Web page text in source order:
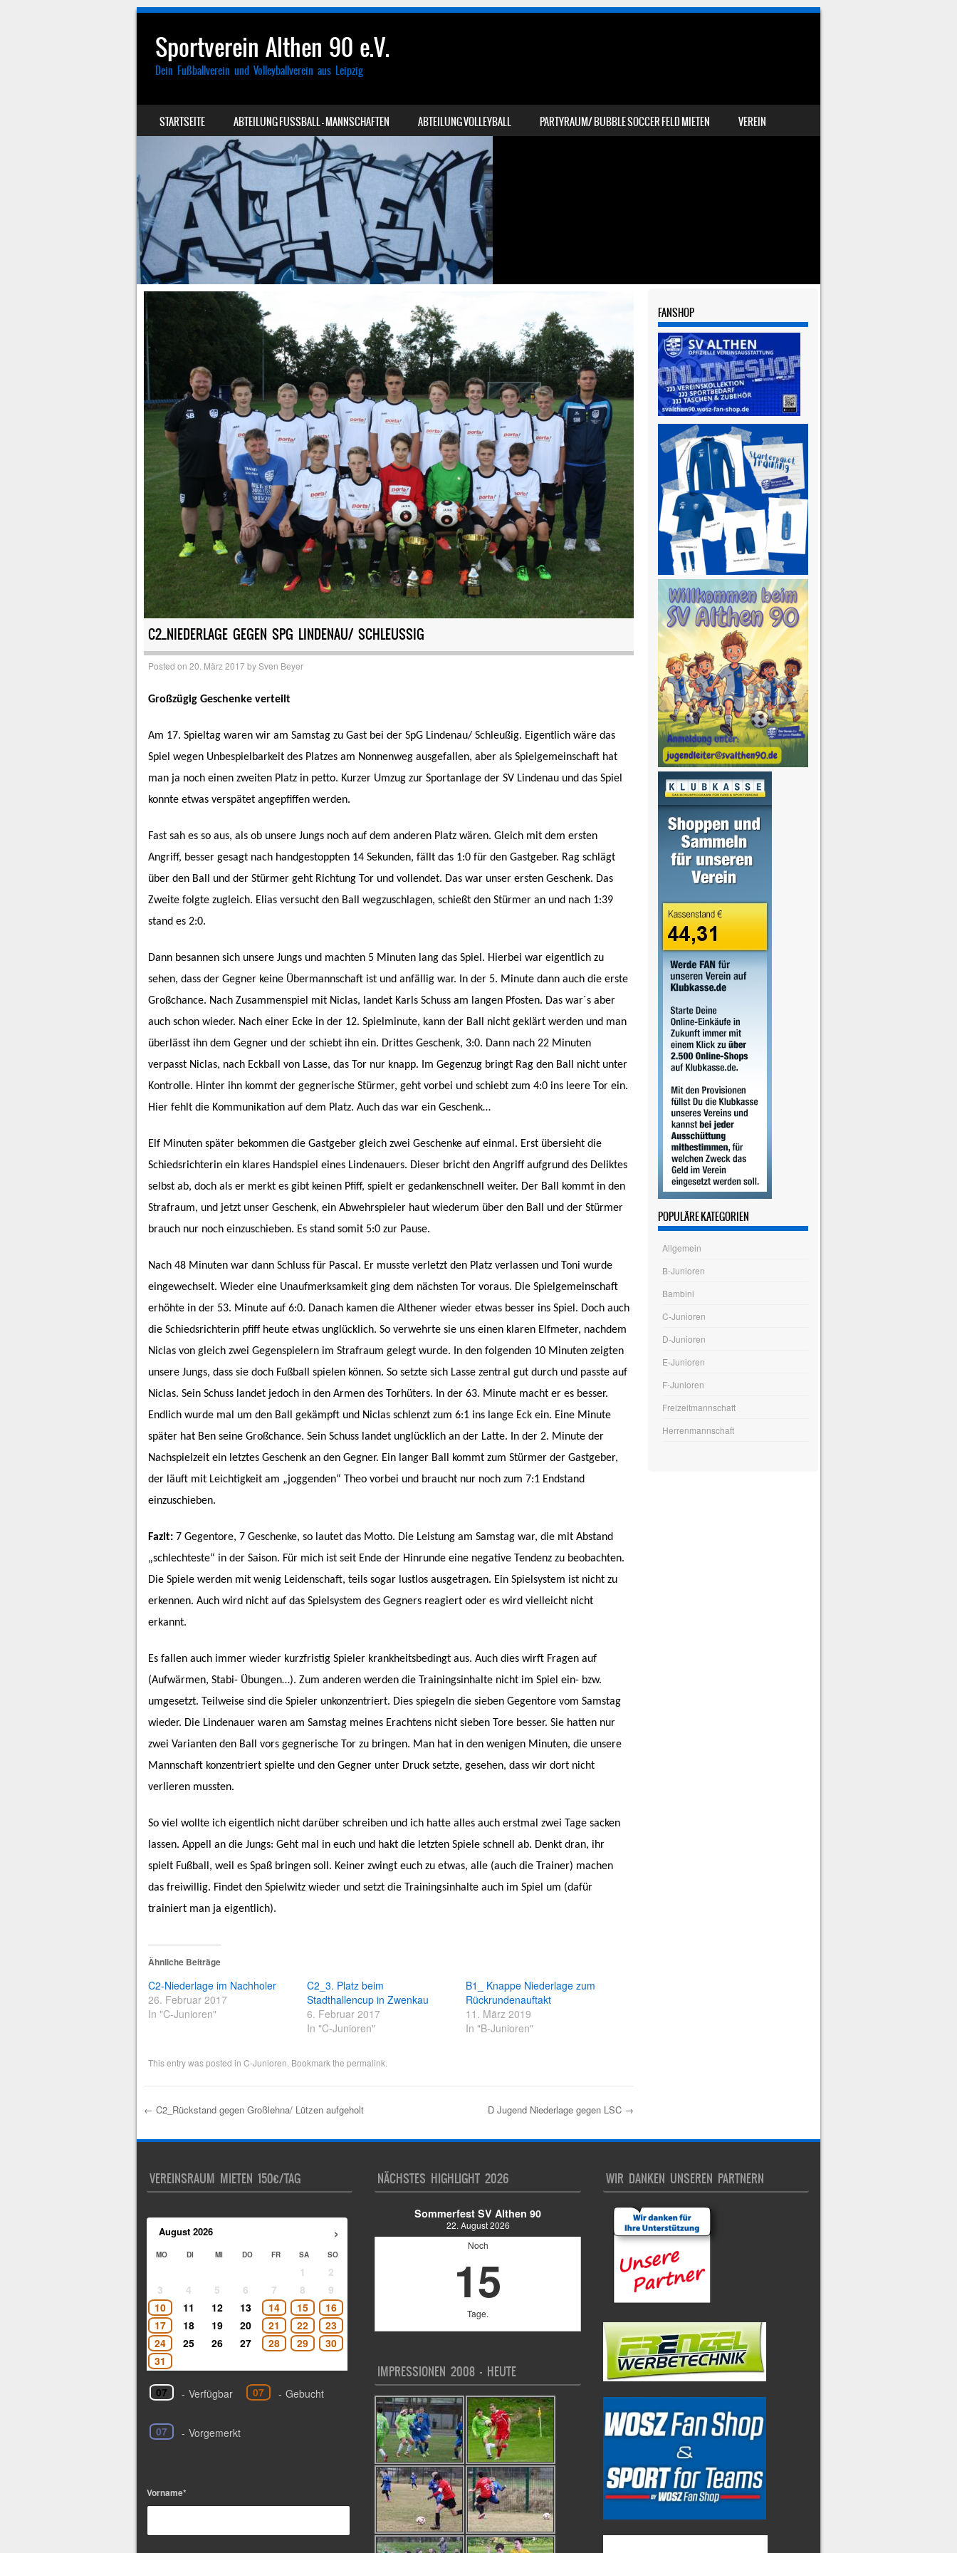
Sportverein Althen 90 e.V.
Dein Fußballverein und Volleyballverein aus Leipzig
MENU
SKIP TO CONTENT
STARTSEITE ABTEILUNG FUSSBALL – MANNSCHAFTEN ABTEILUNG VOLLEYBALL PARTYRAUM/ BUBBLE SOCCER FELD MIETEN VEREIN
C2_NIEDERLAGE GEGEN SPG LINDENAU/ SCHLEUSSIG
Posted on 20. März 2017bySven Beyer
Großzügig Geschenke verteilt
Am 17. Spieltag waren wir am Samstag zu Gast bei der SpG Lindenau/ Schleußig. Eigentlich wäre das
Spiel wegen Unbespielbarkeit des Platzes am Nonnenweg ausgefallen, aber als Spielgemeinschaft hat
man ja noch einen zweiten Platz in petto. Kurzer Umzug zur Sportanlage der SV Lindenau und das Spiel
konnte etwas verspätet angepfiffen werden.
Fast sah es so aus, als ob unsere Jungs noch auf dem anderen Platz wären. Gleich mit dem ersten
Angriff, besser gesagt nach handgestoppten 14 Sekunden, fällt das 1:0 für den Gastgeber. Rag schlägt
über den Ball und der Stürmer geht Richtung Tor und vollendet. Das war unser ersten Geschenk. Das
Zweite folgte zugleich. Elias versucht den Ball wegzuschlagen, schießt den Stürmer an und nach 1:39
stand es 2:0.
Dann besannen sich unsere Jungs und machten 5 Minuten lang das Spiel. Hierbei war eigentlich zu
sehen, dass der Gegner keine Übermannschaft ist und anfällig war. In der 5. Minute dann auch die erste
Großchance. Nach Zusammenspiel mit Niclas, landet Karls Schuss am langen Pfosten. Das war´s aber
auch schon wieder. Nach einer Ecke in der 12. Spielminute, kann der Ball nicht geklärt werden und man
überlässt ihn dem Gegner und der schiebt ihn ein. Drittes Geschenk, 3:0. Dann nach 22 Minuten
verpasst Niclas, nach Eckball von Lasse, das Tor nur knapp. Im Gegenzug bringt Rag den Ball nicht unter
Kontrolle. Hinter ihn kommt der gegnerische Stürmer, geht vorbei und schiebt zum 4:0 ins leere Tor ein.
Hier fehlt die Kommunikation auf dem Platz. Auch das war ein Geschenk…
Elf Minuten später bekommen die Gastgeber gleich zwei Geschenke auf einmal. Erst übersieht die
Schiedsrichterin ein klares Handspiel eines Lindenauers. Dieser bricht den Angriff aufgrund des Deliktes
selbst ab, doch als er merkt es gibt keinen Pfiff, spielt er gedankenschnell weiter. Der Ball kommt in den
Strafraum, und jetzt unser Geschenk, ein Abwehrspieler haut wiederum über den Ball und der Stürmer
brauch nur noch einzuschieben. Es stand somit 5:0 zur Pause.
Nach 48 Minuten war dann Schluss für Pascal. Er musste verletzt den Platz verlassen und Toni wurde
eingewechselt. Wieder eine Unaufmerksamkeit ging dem nächsten Tor voraus. Die Spielgemeinschaft
erhöhte in der 53. Minute auf 6:0. Danach kamen die Althener wieder etwas besser ins Spiel. Doch auch
die Schiedsrichterin pfiff heute etwas unglücklich. So verwehrte sie uns einen klaren Elfmeter, nachdem
Niclas von gleich zwei Gegenspielern im Strafraum gelegt wurde. In den folgenden 10 Minuten zeigten
unsere Jungs, dass sie doch Fußball spielen können. So setzte sich Lasse zentral gut durch und passte auf
Niclas. Sein Schuss landet jedoch in den Armen des Torhüters. In der 63. Minute macht er es besser.
Endlich wurde mal um den Ball gekämpft und Niclas schlenzt zum 6:1 ins lange Eck ein. Eine Minute
später hat Ben seine Großchance. Sein Schuss landet unglücklich an der Latte. In der 2. Minute der
Nachspielzeit ein letztes Geschenk an den Gegner. Ein langer Ball kommt zum Stürmer der Gastgeber,
der läuft mit Leichtigkeit am „joggenden“ Theo vorbei und braucht nur noch zum 7:1 Endstand
einzuschieben.
Fazit: 7 Gegentore, 7 Geschenke, so lautet das Motto. Die Leistung am Samstag war, die mit Abstand
„schlechteste“ in der Saison. Für mich ist seit Ende der Hinrunde eine negative Tendenz zu beobachten.
Die Spiele werden mit wenig Leidenschaft, teils sogar lustlos ausgetragen. Ein Spielsystem ist nicht zu
erkennen. Auch wird nicht auf das Spielsystem des Gegners reagiert oder es wird vielleicht nicht
erkannt.
Es fallen auch immer wieder kurzfristig Spieler krankheitsbedingt aus. Auch dies wirft Fragen auf
(Aufwärmen, Stabi- Übungen…). Zum anderen werden die Trainingsinhalte nicht im Spiel ein- bzw.
umgesetzt. Teilweise sind die Spieler unkonzentriert. Dies spiegeln die sieben Gegentore vom Samstag
wieder. Die Lindenauer waren am Samstag meines Erachtens nicht sieben Tore besser. Sie hatten nur
zwei Varianten den Ball vors gegnerische Tor zu bringen. Man hat in den wenigen Minuten, die unsere
Mannschaft konzentriert spielte und den Gegner unter Druck setzte, gesehen, dass wir dort nicht
verlieren mussten.
So viel wollte ich eigentlich nicht darüber schreiben und ich hatte alles auch erstmal zwei Tage sacken
lassen. Appell an die Jungs: Geht mal in euch und hakt die letzten Spiele schnell ab. Denkt dran, ihr
spielt Fußball, weil es Spaß bringen soll. Keiner zwingt euch zu etwas, alle (auch die Trainer) machen
das freiwillig. Findet den Spielwitz wieder und setzt die Trainingsinhalte auch im Spiel um (dafür
trainiert man ja eigentlich).
Ähnliche Beiträge
C2-Niederlage im Nachholer
26. Februar 2017
In "C-Junioren"
C2_3. Platz beim
Stadthallencup in Zwenkau
6. Februar 2017
In "C-Junioren"
B1_ Knappe Niederlage zum
Rückrundenauftakt
11. März 2019
In "B-Junioren"
This entry was posted in C-Junioren . Bookmark the permalink
Post navigation
← C2_Rückstand gegen Großlehna/ Lützen aufgeholt D Jugend Niederlage gegen LSC →
FANSHOP
POPULÄRE KATEGORIEN
Allgemein
B-Junioren
Bambini
C-Junioren
D-Junioren
E-Junioren
F-Junioren
Freizeitmannschaft
Herrenmannschaft
VEREINSRAUM MIETEN 150€/TAG
›
August 2026
MO DI MI DO FR SA SO
1
2
3
4 5 6 7 8
9
10
11 12 13 14 15
16
17
18 19 20 21 22
23
24
25 26 27 28 29
30
31
07 - Verfügbar 07 - Gebucht
07 - Vorgemerkt
Vorname*
NÄCHSTES HIGHLIGHT 2026
Sommerfest SV Althen 90
22. August 2026
Noch
15
Tage.
IMPRESSIONEN 2008 – HEUTE
WIR DANKEN UNSEREN PARTNERN